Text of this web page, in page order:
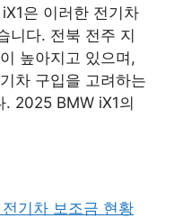
은 이러한 전기차
니다. 전북 전주 지
높아지고 있으며,
차 구입을 고려하는
. 2025 BMW iX1의
기차 보조금 현황